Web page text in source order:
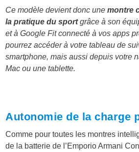
Ce modèle devient donc unemontre
la pratique du sportgrâce à son
et à Google Fit connecté à vos apps
pourrez accéder à votre tableau de
smartphone, mais aussi depuis votre
Mac ou une tablette.
Autonomie de la charge
Comme pour toutes les montres
de la batterie de l’Emporio Armani